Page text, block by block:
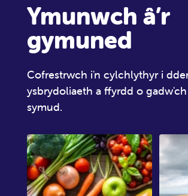
Ymunwch â’r
gymuned
Cofrestrwch i'n cylchlythyr i
ysbrydoliaeth a ffyrdd o
symud.